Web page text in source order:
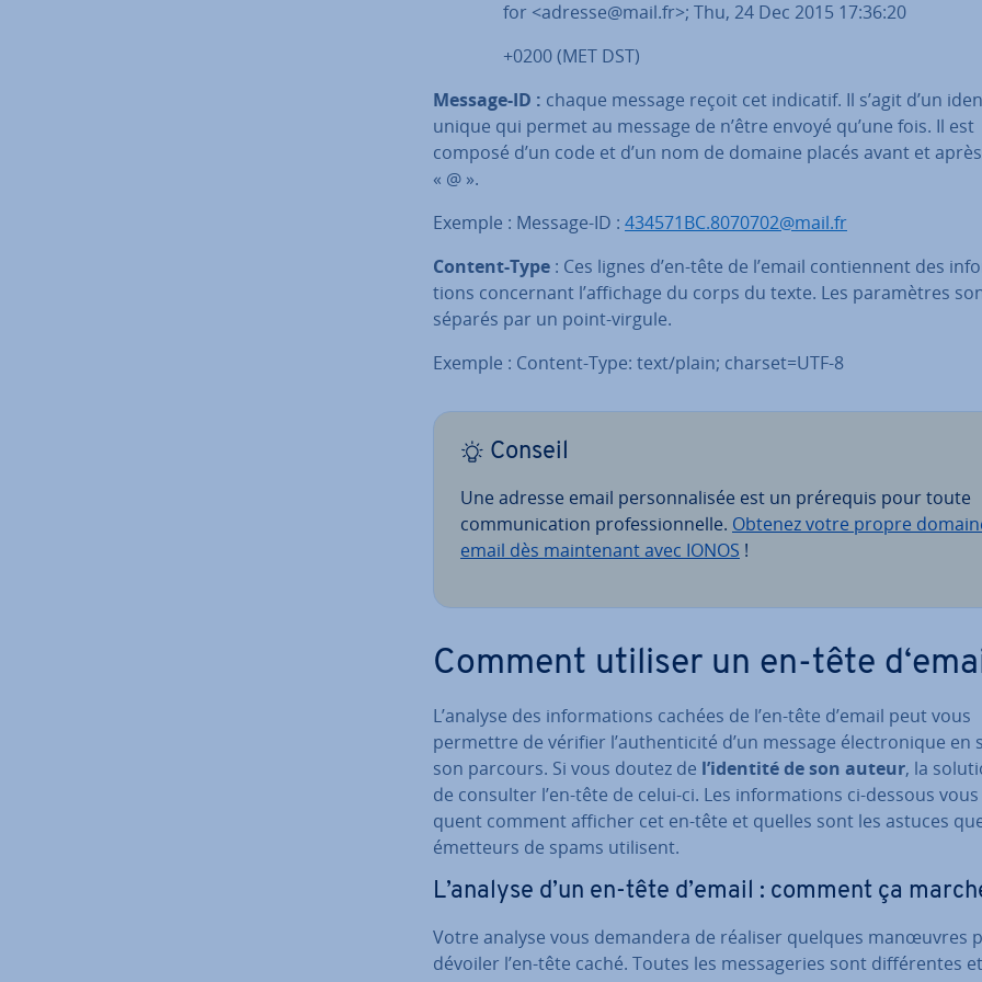
for <adresse@mail.fr>; Thu, 24 Dec 2015 17:36:20
+0200 (MET DST)
Message-ID : chaque message reçoit cet indicatif. Il s’agit d’un
unique qui permet au message de n’être envoyé qu’une fois. Il est
composé d’un code et d’un nom de domaine placés avant et
« @ ».
Exemple : Message-ID : 434571BC.8070702@mail.fr
Content-Type : Ces lignes d’en-tête de l’email con­tien­nent des
tions con­cer­nant l’affichage du corps du texte. Les pa­ra­mètres
séparés par un point-virgule.
Exemple : Content-Type: text/plain; charset=UTF-8
Conseil
Une adresse email per­son­na­li­sée est un prérequis pour toute
com­mu­ni­ca­tion pro­fes­sion­nelle. Obtenez votre propre
email dès main­te­nant avec IONOS !
Comment utiliser un en-tête
L’analyse des in­for­ma­tions cachées de l’en-tête d’email peut vous
permettre de vérifier l’au­then­ti­cité d’un message élec­tro­nique en
son parcours. Si vous doutez de l’identité de son auteur, la
de consulter l’en-tête de celui-ci. Les in­for­ma­tions ci-dessous
quent comment afficher cet en-tête et quelles sont les astuces
émetteurs de spams utilisent.
L’analyse d’un en-tête d’email : comment ça
Votre analyse vous demandera de réaliser quelques manœuvres
dévoiler l’en-tête caché. Toutes les mes­sa­ge­ries sont dif­fé­rentes et